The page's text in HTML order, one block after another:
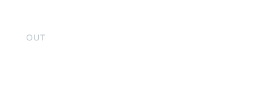
OUT